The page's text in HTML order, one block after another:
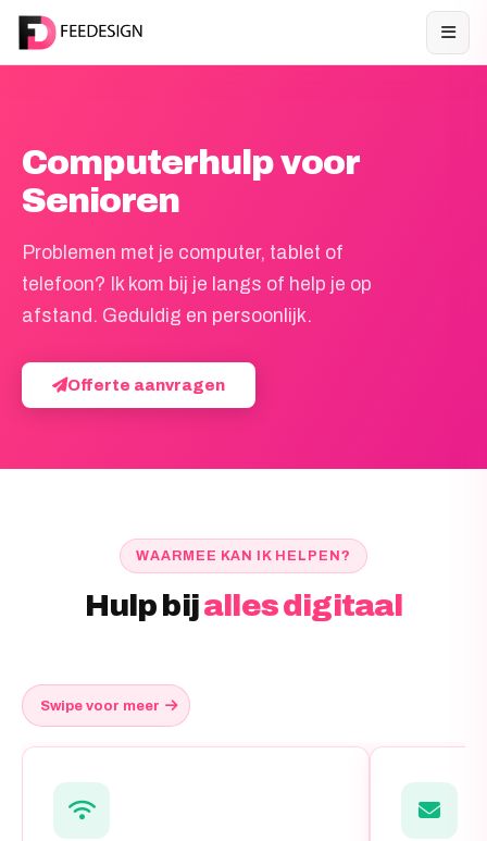
Computerhulp voor
Senioren
Problemen met je computer, tablet of
telefoon? Ik kom bij je langs of help je op
afstand. Geduldig en persoonlijk.
Offerte aanvragen
WAARMEE KAN IK HELPEN?
Hulp bijalles digitaal
Swipe voor meer